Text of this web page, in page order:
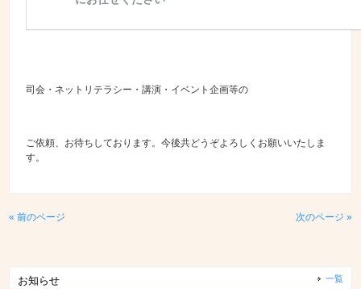
司会・ネットリテラシー・講演・イベント企画等の
ご依頼、お待ちしております。今後共どうぞよろしくお願いいたしま
す。
« 前のページ 次のページ »
お知らせ 一覧